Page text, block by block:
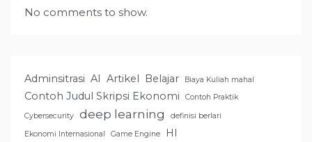
No comments to show.
Adminsitrasi AI Artikel Belajar Biaya Kuliah mahal
Contoh Judul Skripsi Ekonomi Contoh Praktik
Cybersecurity deep learning
definisi berlari
Ekonomi Internasional
Game Engine
HI